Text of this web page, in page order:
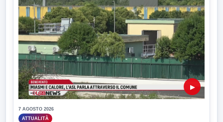
▶
7 AGOSTO 2026
ATTUALITÀ